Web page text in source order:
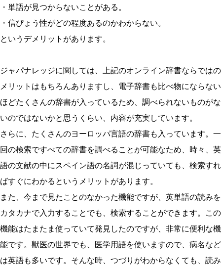
・単語が見つからないことがある。
・信ぴょう性がどの程度あるのかわからない。
というデメリットがあります。
ジャパナレッジに関しては、上記のオンライン辞書ならではの
メリットはもちろんありますし、電子辞書も比べ物にならない
ほどたくさんの辞書が入っているため、調べられないものがな
いのではないかと思うくらい、内容が充実しています。
さらに、たくさんのヨーロッパ言語の辞書も入っています。一
回の検索ですべての辞書を調べることが可能なため、時々、英
語の文献の中にスペイン語の名詞が混じっていても、検索すれ
ばすぐにわかるというメリットがあります。
また、今まで見たことのなかった機能ですが、英単語の読みを
カタカナで入力することでも、検索することができます。この
機能はたまたま使っていて発見したのですが、非常に便利な機
能です。獣医の世界でも、医学用語を使いますので、病名など
は英語も多いです。そんな時、つづりがわからなくても、読み